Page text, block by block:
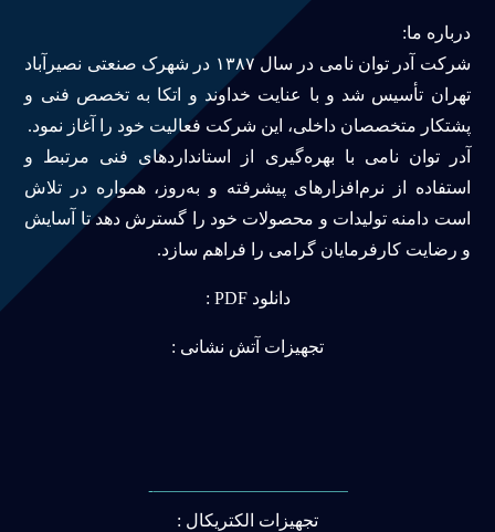
درباره ما:
شرکت آدر توان نامی در سال ۱۳۸۷ در شهرک صنعتی نصیرآباد
تهران تأسیس شد و با عنایت خداوند و اتکا به تخصص فنی و
پشتکار متخصصان داخلی، این شرکت فعالیت خود را آغاز نمود.
آدر توان نامی با بهره‌گیری از استانداردهای فنی مرتبط و
استفاده از نرم‌افزارهای پیشرفته و به‌روز، همواره در تلاش
است دامنه تولیدات و محصولات خود را گسترش دهد تا آسایش
و رضایت کارفرمایان گرامی را فراهم سازد.
دانلود PDF :
تجهیزات آتش نشانی :
———————————-
تجهیزات الکتریکال :